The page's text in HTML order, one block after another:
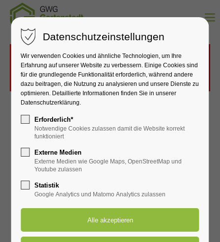
Das Laden von Google Maps wurde nicht erlaubt.
Bitte ändern Sie dieDatenschutz-Einstellungen
Datenschutzeinstellungen
Wir verwenden Cookies und ähnliche Technologien, um Ihre
Erfahrung auf unserer Website zu verbessern. Einige Cookies sind
für die grundlegende Funktionalität erforderlich, während andere
dazu beitragen, die Nutzung zu analysieren und unsere Dienste zu
optimieren. Detaillierte Informationen finden Sie in unserer
Datenschutzerklärung.
Erforderlich*
Notwendige Cookies zulassen damit die Website korrekt
funktioniert
Externe Medien
Externe Medien wie Google Maps, OpenStreetMap und
Youtube zulassen
Statistik
Google Analytics und Matomo Analytics zulassen